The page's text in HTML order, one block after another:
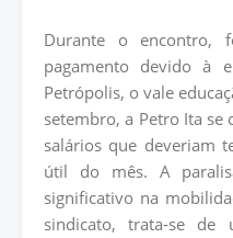
Durante o encontro,
pagamento devido à
Petrópolis, o vale
setembro, a Petro Ita
salários que deveriam
útil do mês. A
significativo na
sindicato, trata-se de